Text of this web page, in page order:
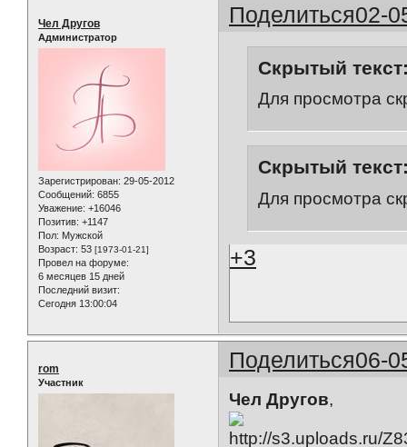
Поделиться02-
Чел Другов
Администратор
Зарегистрирован: 29-05-2012
Сообщений: 6855
Уважение: +16046
Позитив: +1147
Пол: Мужской
Возраст: 53 [1973-01-21]
Провел на форуме:
6 месяцев 15 дней
Последний визит:
Сегодня 13:00:04
Скрытый
Для просмотра
Скрытый
Для просмотра
+3
Поделиться06-
rom
Участник
Чел Другов,